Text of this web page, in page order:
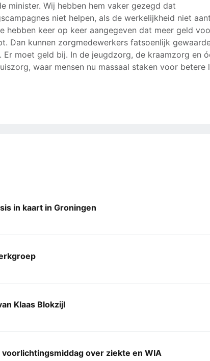
minister. Wij hebben hem vaker gezegd dat
niet helpen, als de werkelijkheid niet
hebben keer op keer aangegeven dat meer geld
Dan kunnen zorgmedewerkers fatsoenlijk
Er moet geld bij. In de jeugdzorg, de kraamzorg en
waar mensen nu massaal staken voor betere
in kaart in Groningen
Klaas Blokzijl
over ziekte en WIA